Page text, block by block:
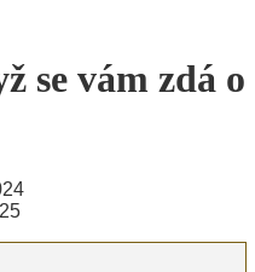
se vám zdá o